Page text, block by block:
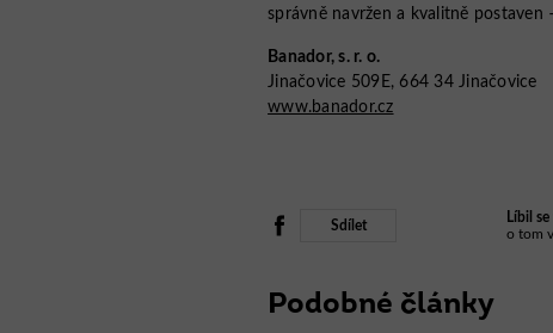
správně navržen a kvalitně
Banador, s. r. o.
Jinačovice 509E, 664 34 Jinačovice
www.banador.cz
Sdílet
Líbil
o tom
Podobné články